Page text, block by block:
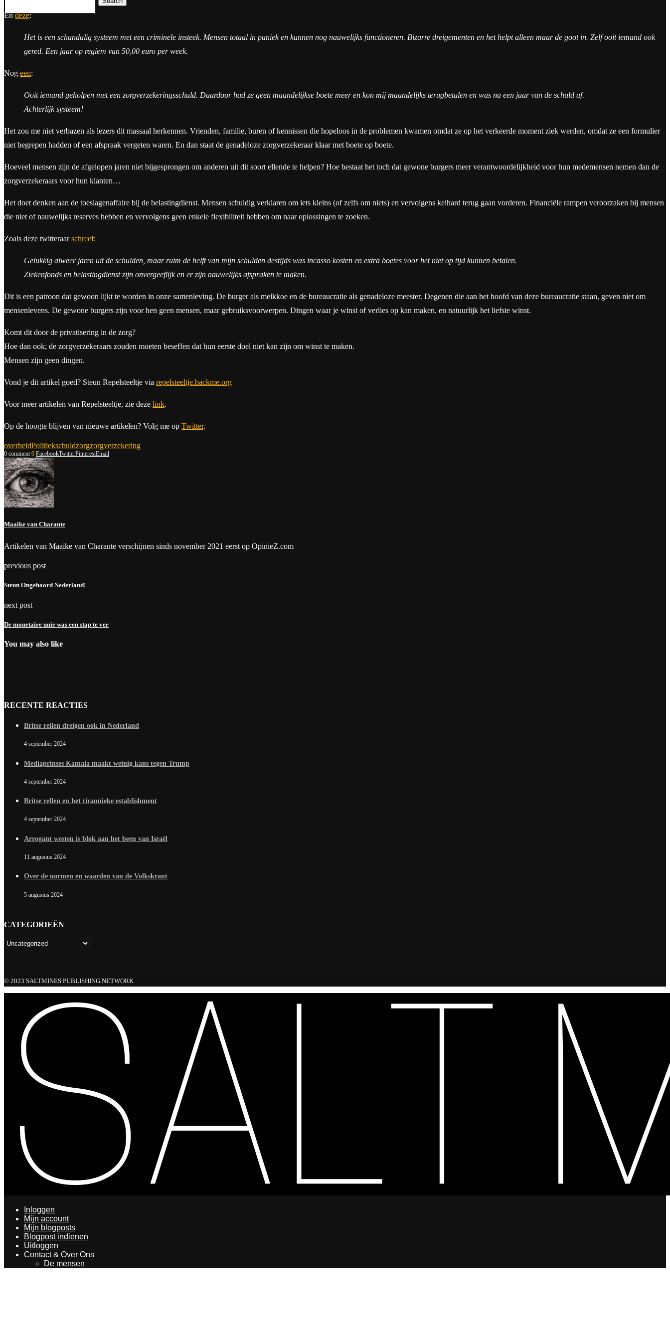
Endeze:
Het is een schandalig systeem met een criminele insteek. Mensen totaal in paniek en kunnen nog nauwelijks functioneren. Bizarre dreigementen en het helpt alleen maar de goot in. Zelf ooit iemand ook
gered. Een jaar op regiem van 50,00 euro per week.
Nog een:
Ooit iemand geholpen met een zorgverzekeringsschuld. Daardoor had ze geen maandelijkse boete meer en kon mij maandelijks terugbetalen en was na een jaar van de schuld af.
Achterlijk systeem!
Het zou me niet verbazen als lezers dit massaal herkennen. Vrienden, familie, buren of kennissen die hopeloos in de problemen kwamen omdat ze op het verkeerde moment ziek werden, omdat ze een formulier
niet begrepen hadden of een afspraak vergeten waren. En dan staat de genadeloze zorgverzekeraar klaar met boete op boete.
Hoeveel mensen zijn de afgelopen jaren niet bijgesprongen om anderen uit dit soort ellende te helpen? Hoe bestaat het toch dat gewone burgers meer verantwoordelijkheid voor hun medemensen nemen dan de
zorgverzekeraars voor hun klanten…
Het doet denken aan de toeslagenaffaire bij de belastingdienst. Mensen schuldig verklaren om iets kleins (of zelfs om niets) en vervolgens keihard terug gaan vorderen. Financiële rampen veroorzaken bij mensen
die niet of nauwelijks reserves hebben en vervolgens geen enkele flexibiliteit hebben om naar oplossingen te zoeken.
Zoals deze twitteraarschreef:
Gelukkig alweer jaren uit de schulden, maar ruim de helft van mijn schulden destijds was incasso kosten en extra boetes voor het niet op tijd kunnen betalen.
Ziekenfonds en belastingdienst zijn onvergeeflijk en er zijn nauwelijks afspraken te maken.
Dit is een patroon dat gewoon lijkt te worden in onze samenleving. De burger als melkkoe en de bureaucratie als genadeloze meester. Degenen die aan het hoofd van deze bureaucratie staan, geven niet om
mensenlevens. De gewone burgers zijn voor hen geen mensen, maar gebruiksvoorwerpen. Dingen waar je winst of verlies op kan maken, en natuurlijk het liefste winst.
Komt dit door de privatisering in de zorg?
Hoe dan ook; de zorgverzekeraars zouden moeten beseffen dat hun eerste doel niet kan zijn om winst te maken.
Mensen zijn geen dingen.
Vond je dit artikel goed? Steun Repelsteeltje via repelsteeltje.backme.org
Voor meer artikelen van Repelsteeltje, zie deze link.
Op de hoogte blijven van nieuwe artikelen? Volg me op Twitter.
overheidPolitiekschuldzorgzorgverzekering
0 comment 0 FacebookTwitterPinterestEmail
Maaike van Charante
Artikelen van Maaike van Charante verschijnen sinds november 2021 eerst op OpinieZ.com
previous post
Steun Ongehoord Nederland!
next post
De monetaire unie was een stap te ver
You may also like
RECENTE REACTIES
Britse rellen dreigen ook in Nederland
4 september 2024
Mediaprinses Kamala maakt weinig kans tegen Trump
4 september 2024
Britse rellen en het tirannieke establishment
4 september 2024
Arrogant westen is blok aan het been van Israël
11 augustus 2024
Over de normen en waarden van de Volkskrant
5 augustus 2024
CATEGORIEËN
© 2023 SALTMINES PUBLISHING NETWORK
Inloggen
Mijn account
Mijn blogposts
Blogpost indienen
Uitloggen
Contact & Over Ons
De mensen